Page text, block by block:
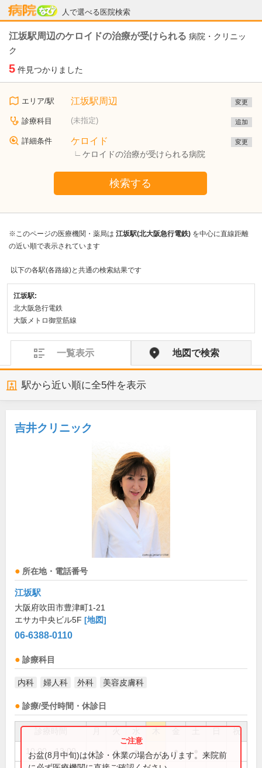
人で選べる医院検索
病院なび
江坂駅周辺のケロイドの治療が受けられる 病院・クリニッ
ク
5 件見つかりました
エリア/駅 江坂駅周辺 変更
診療科目 (未指定) 追加
詳細条件 ケロイド
ケロイドの治療が受けられる病院
変更
検索する
※このページの医療機関・薬局は 江坂駅(北大阪急行電鉄) を中心に直線距離
の近い順で表示されています
以下の各駅(各路線)と共通の検索結果です
江坂駅:
北大阪急行電鉄
大阪メトロ御堂筋線
一覧表示 地図で検索
駅から近い順に全5件を表示
吉井クリニック
所在地・電話番号
江坂駅
大阪府吹田市豊津町1-21
エサカ中央ビル5F [地図]
06-6388-0110
診療科目
内科 婦人科 外科 美容皮膚科
診療/受付時間・休診日
祝
10:00～13:00 ● ● ● ●
お盆(8月中旬)は休診・休業の場合があります。来院前